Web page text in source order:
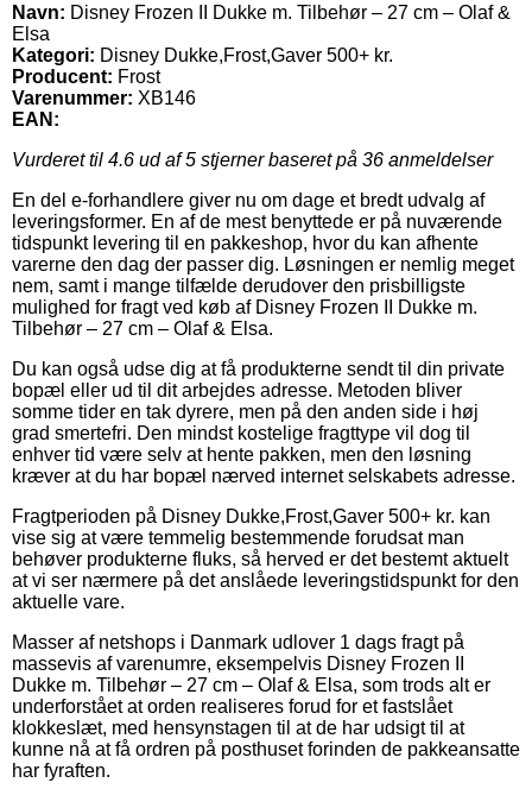
Navn: Disney Frozen II Dukke m. Tilbehør – 27 cm – Olaf &
Elsa
Kategori: Disney Dukke,Frost,Gaver 500+ kr.
Producent: Frost
Varenummer: XB146
EAN:
Vurderet til 4.6 ud af 5 stjerner baseret på 36 anmeldelser
En del e-forhandlere giver nu om dage et bredt udvalg af
leveringsformer. En af de mest benyttede er på nuværende
tidspunkt levering til en pakkeshop, hvor du kan afhente
varerne den dag der passer dig. Løsningen er nemlig meget
nem, samt i mange tilfælde derudover den prisbilligste
mulighed for fragt ved køb af Disney Frozen II Dukke m.
Tilbehør – 27 cm – Olaf & Elsa.
Du kan også udse dig at få produkterne sendt til din private
bopæl eller ud til dit arbejdes adresse. Metoden bliver
somme tider en tak dyrere, men på den anden side i høj
grad smertefri. Den mindst kostelige fragttype vil dog til
enhver tid være selv at hente pakken, men den løsning
kræver at du har bopæl nærved internet selskabets adresse.
Fragtperioden på Disney Dukke,Frost,Gaver 500+ kr. kan
vise sig at være temmelig bestemmende forudsat man
behøver produkterne fluks, så herved er det bestemt aktuelt
at vi ser nærmere på det anslåede leveringstidspunkt for den
aktuelle vare.
Masser af netshops i Danmark udlover 1 dags fragt på
massevis af varenumre, eksempelvis Disney Frozen II
Dukke m. Tilbehør – 27 cm – Olaf & Elsa, som trods alt er
underforstået at orden realiseres forud for et fastslået
klokkeslæt, med hensynstagen til at de har udsigt til at
kunne nå at få ordren på posthuset forinden de pakkeansatte
har fyraften.